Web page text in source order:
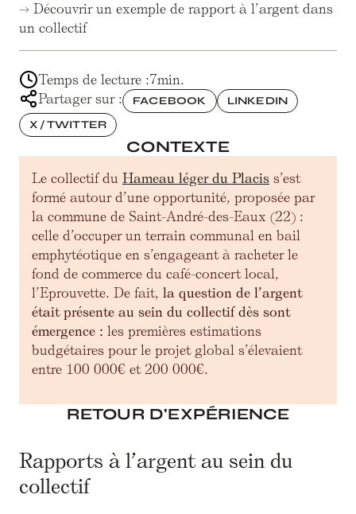
→ Découvrir un exemple de rapport à l’argent dans
un collectif
Temps de lecture :7min.
Partager sur :
FACEBOOK
LINKEDIN
X / TWITTER
CONTEXTE
Le collectif du Hameau léger du Placis s’est
formé autour d’une opportunité, proposée par
la commune de Saint-André-des-Eaux (22) :
celle d’occuper un terrain communal en bail
emphytéotique en s’engageant à racheter le
fond de commerce du café-concert local,
l’Eprouvette. De fait, la question de l’argent
était présente au sein du collectif dès sont
émergence : les premières estimations
budgétaires pour le projet global s’élevaient
entre 100 000€ et 200 000€.
RETOUR D'EXPÉRIENCE
Rapports à l’argent au sein du
collectif